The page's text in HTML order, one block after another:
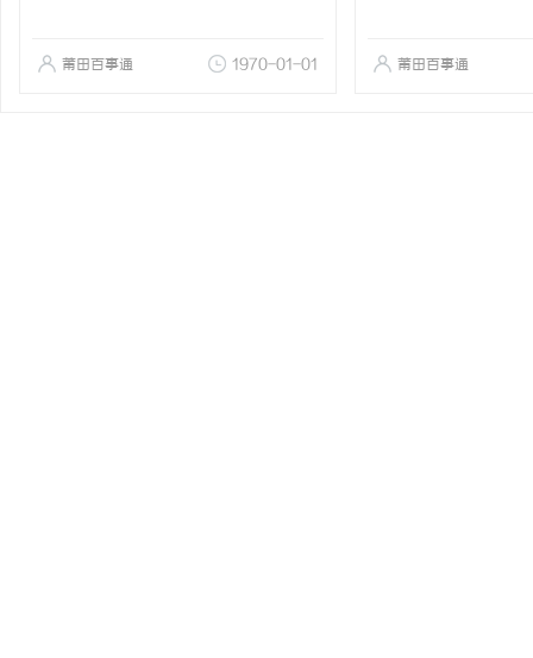
莆田百事通 1970-01-01 莆田百事通